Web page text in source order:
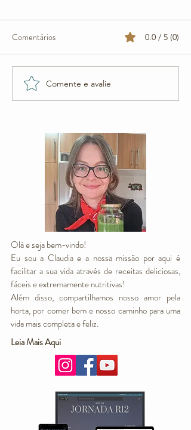
Bolo de Fubá Fofinho | Sem
leite, ovos e óleo
Comentários 0.0 / 5 (0)
Comente e avalie
Olá e seja bem-vindo!
Eu sou a Claudia e a nossa missão por aqui é
facilitar a sua vida através de receitas deliciosas,
fáceis e extremamente nutritivas!
Além disso, compartilhamos nosso amor pela
horta, por comer bem e nosso caminho para uma
vida mais completa e feliz.
Leia Mais Aqui